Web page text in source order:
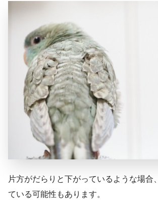
片方がだらりと下がっているような場合、
ている可能性もあります。